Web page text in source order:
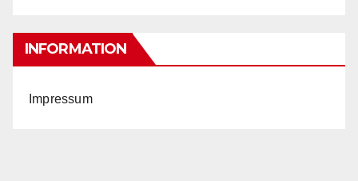
INFORMATION
Impressum